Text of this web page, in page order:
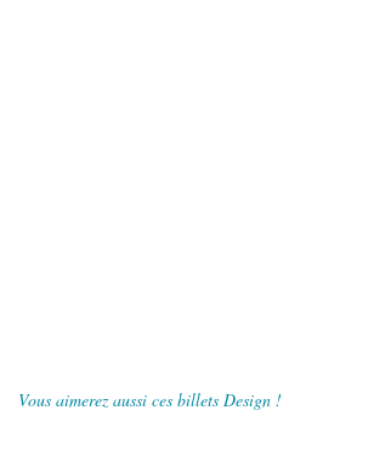
Vous aimerez aussi ces billets Design !